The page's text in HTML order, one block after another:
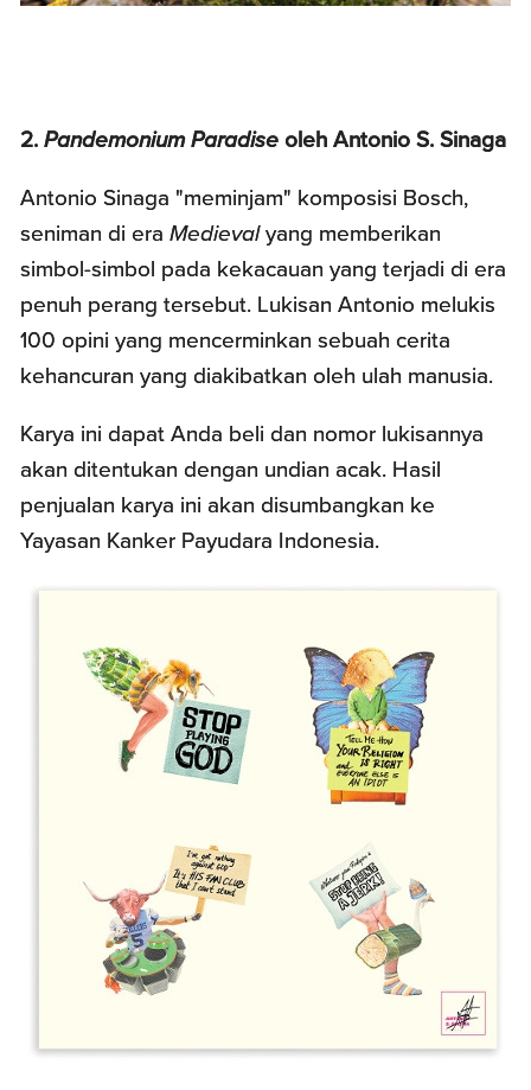
2.Pandemonium Paradise oleh Antonio S. Sinaga
Antonio Sinaga "meminjam" komposisi Bosch,
seniman di eraMedievalyang memberikan
simbol-simbol pada kekacauan yang terjadi di era
penuh perang tersebut. Lukisan Antonio melukis
100 opini yang mencerminkan sebuah cerita
kehancuran yang diakibatkan oleh ulah manusia.
Karya ini dapat Anda beli dan nomor lukisannya
akan ditentukan dengan undian acak. Hasil
penjualan karya ini akan disumbangkan ke
Yayasan Kanker Payudara Indonesia.